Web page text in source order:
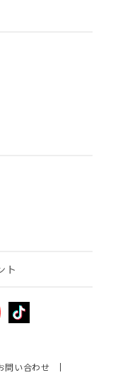
ト
問い合わせ